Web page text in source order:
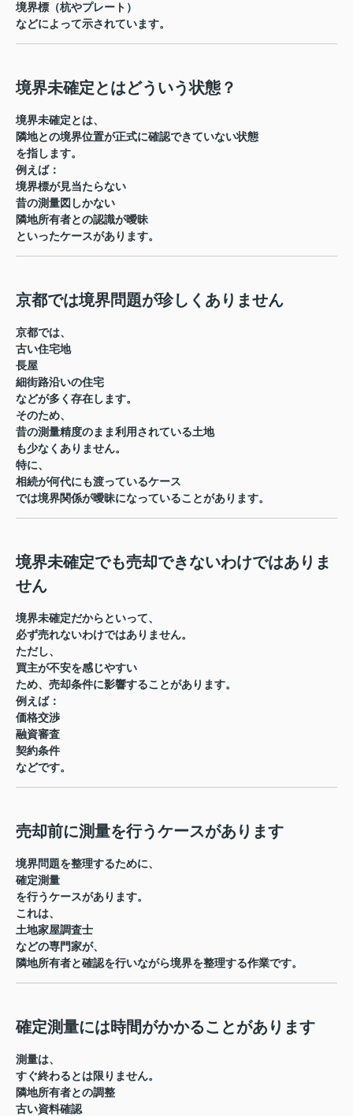
境界標（杭やプレート）
などによって示されています。
境界未確定とはどういう状態？
境界未確定とは、
隣地との境界位置が正式に確認できていない状態
を指します。
例えば：
境界標が見当たらない
昔の測量図しかない
隣地所有者との認識が曖昧
といったケースがあります。
京都では境界問題が珍しくありません
京都では、
古い住宅地
長屋
細街路沿いの住宅
などが多く存在します。
そのため、
昔の測量精度のまま利用されている土地
も少なくありません。
特に、
相続が何代にも渡っているケース
では境界関係が曖昧になっていることがあります。
境界未確定でも売却できないわけではありま
せん
境界未確定だからといって、
必ず売れないわけではありません。
ただし、
買主が不安を感じやすい
ため、売却条件に影響することがあります。
例えば：
価格交渉
融資審査
契約条件
などです。
売却前に測量を行うケースがあります
境界問題を整理するために、
確定測量
を行うケースがあります。
これは、
土地家屋調査士
などの専門家が、
隣地所有者と確認を行いながら境界を整理する作業です。
確定測量には時間がかかることがあります
測量は、
すぐ終わるとは限りません。
隣地所有者との調整
古い資料確認